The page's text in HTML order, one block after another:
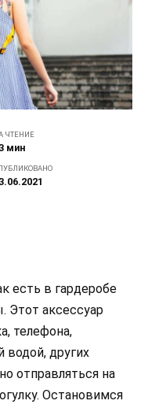
ЧТЕНИЕ
мин
есть в гардеробе
аксессуар
телефона,
водой, других
отправляться на
Остановимся